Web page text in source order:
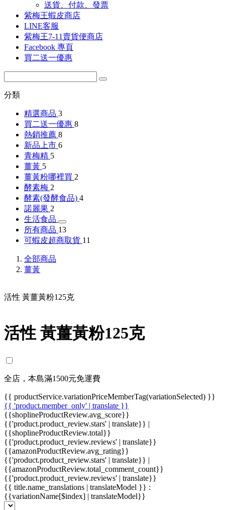
送貨、付款、發票
紫梅王蝦皮商店
LINE客服
紫梅王7-11賣貨便商店
Facebook 專頁
買二送一優惠
分類
精選商品 3
買二送一優惠 8
熱銷推薦 8
新品上市 6
青梅精 5
薑黃 5
薑黃粉哪裡買 2
酵素梅 2
酵素(發酵食品) 4
諾麗果 2
生活食品
所有商品 13
可蝦皮超商取貨 11
全部商品
薑黃
活性 黃薑黃粉125克
活性 黃薑黃粉125克
全店，本島滿1500元免運費
{{ productService.variationPriceMemberTag(variationSelected) }}
{{ 'product.member_only' | translate }}
{{shoplineProductReview.avg_score}}
{{'product.product_review.stars' | translate}} |
{{shoplineProductReview.total}}
{{'product.product_review.reviews' | translate}}
{{amazonProductReview.avg_rating}}
{{'product.product_review.stars' | translate}} |
{{amazonProductReview.total_comment_count}}
{{'product.product_review.reviews' | translate}}
{{ title.name_translations | translateModel }} :
{{variationName[$index] | translateModel}}